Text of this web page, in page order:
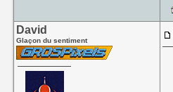
David
Glaçon du sentiment